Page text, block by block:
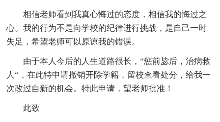
相信老师看到我真心悔过的态度，相信我的悔过之
心。我的行为不是向学校的纪律进行挑战，是自己一时
失足，希望老师可以原谅我的错误。
由于本人今后的人生道路很长，”惩前毖后，治病救
人“，在此特申请撤销开除学籍，留校查看处分，给我一
次改过自新的机会。特此申请，望老师批准！
此致